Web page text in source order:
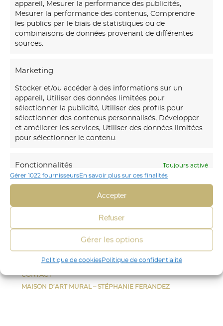
appareil, Mesurer la performance des publicités,
Mesurer la performance des contenus, Comprendre
les publics par le biais de statistiques ou de
combinaisons de données provenant de différentes
sources.
Marketing
Stocker et/ou accéder à des informations sur un
appareil, Utiliser des données limitées pour
sélectionner la publicité, Utiliser des profils pour
sélectionner des contenus personnalisés, Développer
et améliorer les services, Utiliser des données limitées
pour sélectionner le contenu.
Fonctionnalités Toujours activé
Mettre en correspondance et combiner
des données à partir d’autres sources de
informations transmises
Identifier les appareils à partir des informations
demandées explicitement.
Gérer 1022 fournisseursEn savoir plus sur ces finalités
Accepter
Refuser
Gérer les options
Politique de cookiesPolitique de confidentialité
Notremaison d’art mural créations transforme vos
murs avec des fresques et papiers peints sur-mesure,
Envoyer un mail
STÉPHANIE FERANDEZ
PAPIER-PEINT
AUTRES
CONTACT
MAISON D’ART MURAL – STÉPHANIE FERANDEZ